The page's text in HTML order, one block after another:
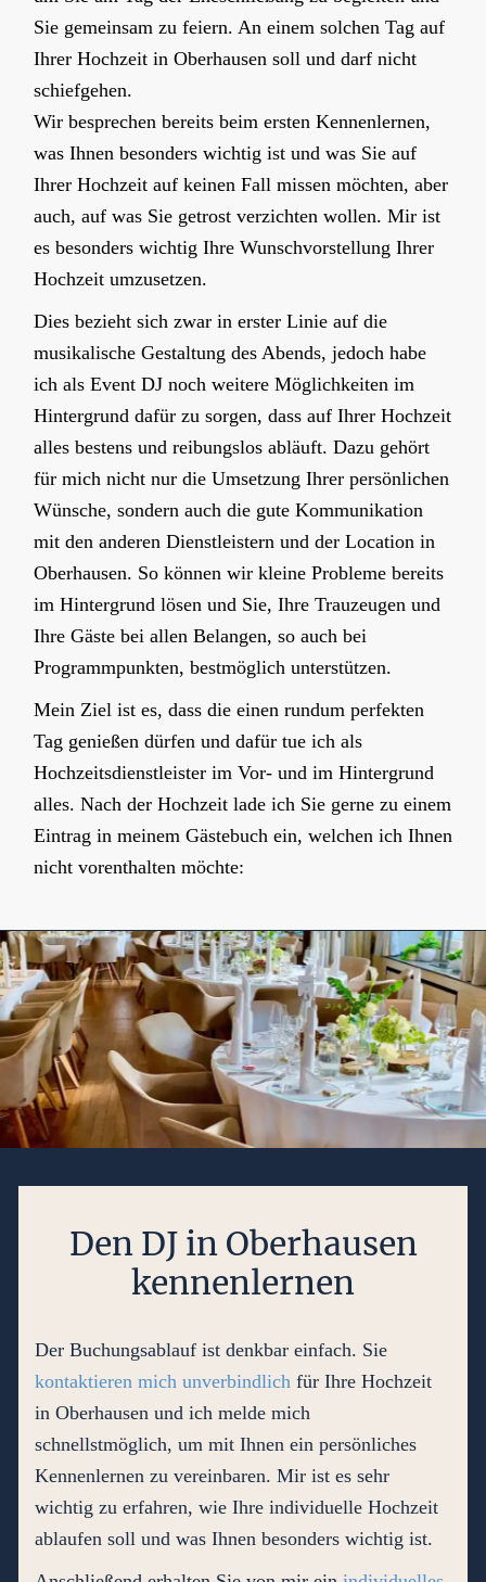
Sie gemeinsam zu feiern. An einem solchen Tag auf
Ihrer Hochzeit in Oberhausen soll und darf nicht
schiefgehen.
Wir besprechen bereits beim ersten Kennenlernen,
was Ihnen besonders wichtig ist und was Sie auf
Ihrer Hochzeit auf keinen Fall missen möchten, aber
auch, auf was Sie getrost verzichten wollen. Mir ist
es besonders wichtig Ihre Wunschvorstellung Ihrer
Hochzeit umzusetzen.
Dies bezieht sich zwar in erster Linie auf die
musikalische Gestaltung des Abends, jedoch habe
ich als Event DJ noch weitere Möglichkeiten im
Hintergrund dafür zu sorgen, dass auf Ihrer Hochzeit
alles bestens und reibungslos abläuft. Dazu gehört
für mich nicht nur die Umsetzung Ihrer persönlichen
Wünsche, sondern auch die gute Kommunikation
mit den anderen Dienstleistern und der Location in
Oberhausen. So können wir kleine Probleme bereits
im Hintergrund lösen und Sie, Ihre Trauzeugen und
Ihre Gäste bei allen Belangen, so auch bei
Programmpunkten, bestmöglich unterstützen.
Mein Ziel ist es, dass die einen rundum perfekten
Tag genießen dürfen und dafür tue ich als
Hochzeitsdienstleister im Vor- und im Hintergrund
alles. Nach der Hochzeit lade ich Sie gerne zu einem
Eintrag in meinem Gästebuch ein, welchen ich Ihnen
nicht vorenthalten möchte:
Den DJ in Oberhausen
kennenlernen
Der Buchungsablauf ist denkbar einfach. Sie
kontaktieren mich unverbindlich für Ihre Hochzeit
in Oberhausen und ich melde mich
schnellstmöglich, um mit Ihnen ein persönliches
Kennenlernen zu vereinbaren. Mir ist es sehr
wichtig zu erfahren, wie Ihre individuelle Hochzeit
ablaufen soll und was Ihnen besonders wichtig ist.